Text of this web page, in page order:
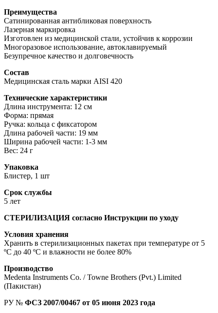
Преимущества
Сатинированная антибликовая поверхность
Лазерная маркировка
Изготовлен из медицинской стали, устойчив к коррозии
Многоразовое использование, автоклавируемый
Безупречное качество и долговечность
Состав
Медицинская сталь марки AISI 420
Технические характеристики
Длина инструмента: 12 см
Форма: прямая
Ручка: кольца с фиксатором
Длина рабочей части: 19 мм
Ширина рабочей части: 1-3 мм
Вес: 24 г
Упаковка
Блистер, 1 шт
Срок службы
5 лет
СТЕРИЛИЗАЦИЯ согласно Инструкции по уходу
Условия хранения
Хранить в стерилизационных пакетах при температуре от 5
ºС до 40 ºС и влажности не более 80%
Производство
Medenta Instruments Co. / Towne Brothers (Pvt.) Limited
(Пакистан)
РУ № ФСЗ 2007/00467 от 05 июня 2023 года